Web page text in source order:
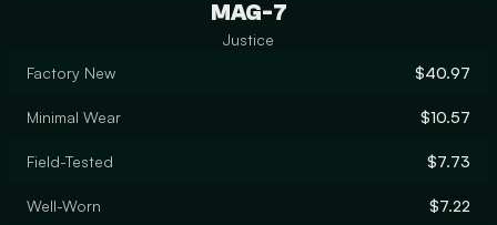
MAG-7
Justice
Factory New
$40.97
Minimal Wear $10.57
Field-Tested $7.73
Well-Worn $7.22